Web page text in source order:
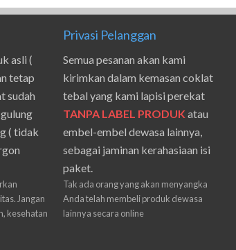
asli (
tetap
sudah
( tidak
Jangan
kesehatan
Privasi Pelanggan
Semua pesanan akan kami
kirimkan dalam kemasan coklat
tebal yang kami lapisi perekat
TANPA LABEL PRODUKatau
embel-embel dewasa lainnya,
sebagai jaminan kerahasiaan isi
paket.
Tak ada orang yang akan menyangka
Anda telah membeli produk dewasa
lainnya secara online